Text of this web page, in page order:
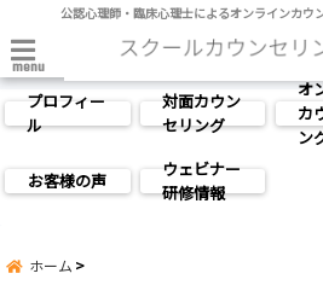
公認心理師・臨床心理士によるオンラインカウ
menu
プロフィー
ル
対面カウン
セリング
オ
カ
ン
お客様の声
ウェビナー
研修情報
ホーム